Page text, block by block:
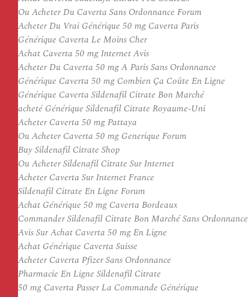
Ou Acheter Du Caverta Sans Ordonnance Forum
Acheter Du Vrai Générique 50 mg Caverta Paris
Générique Caverta Le Moins Cher
Achat Caverta 50 mg Internet Avis
Acheter Du Caverta 50 mg A Paris Sans Ordonnance
Générique Caverta 50 mg Combien Ça Coûte En Ligne
Générique Caverta Sildenafil Citrate Bon Marché
acheté Générique Sildenafil Citrate Royaume-Uni
Acheter Caverta 50 mg Pattaya
Ou Acheter Caverta 50 mg Generique Forum
Buy Sildenafil Citrate Shop
Ou Acheter Sildenafil Citrate Sur Internet
Acheter Caverta Sur Internet France
Sildenafil Citrate En Ligne Forum
Achat Générique 50 mg Caverta Bordeaux
Commander Sildenafil Citrate Bon Marché Sans Ordonnance
Avis Sur Achat Caverta 50 mg En Ligne
Achat Générique Caverta Suisse
Acheter Caverta Pfizer Sans Ordonnance
Pharmacie En Ligne Sildenafil Citrate
50 mg Caverta Passer La Commande Générique